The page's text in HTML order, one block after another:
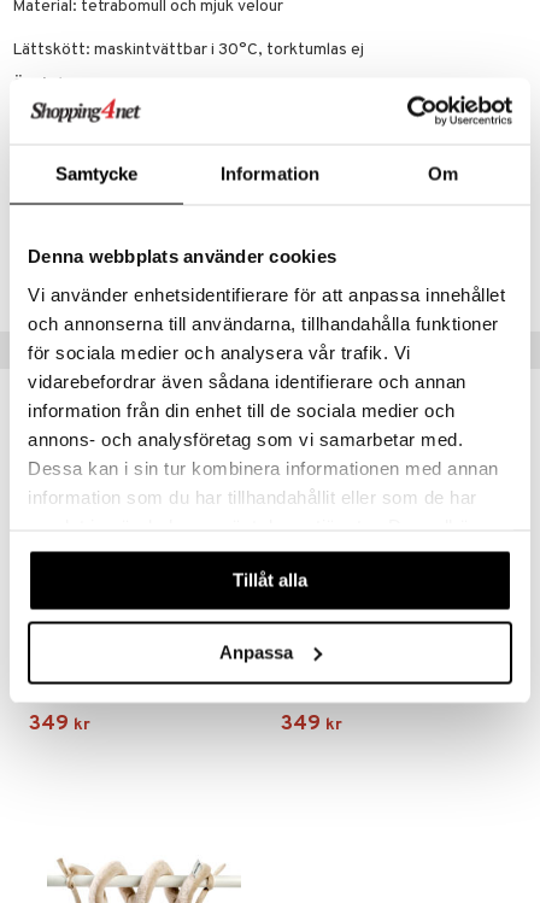
Samtycke Information Om
Denna webbplats använder cookies
Vi använder enhetsidentifierare för att anpassa innehållet
och annonserna till användarna, tillhandahålla funktioner
för sociala medier och analysera vår trafik. Vi
vidarebefordrar även sådana identifierare och annan
information från din enhet till de sociala medier och
annons- och analysföretag som vi samarbetar med.
Dessa kan i sin tur kombinera informationen med annan
information som du har tillhandahållit eller som de har
våra cookies vid fortsatt användande av vår webbplats.
Tillåt alla
Anpassa
Material: tetrabomull och mjuk velour
Lättskött: maskintvättbar i 30°C, torktumlas ej
Övrigt
0 mån+
Artikelnr
Tips till dig
Nattou Fantfant Speldosa Anka
NATTOU
349 kr 349 kr
Mu
Pony
Patrol
& Findus
Långstrump
Mario
Spidey
Super Heroes